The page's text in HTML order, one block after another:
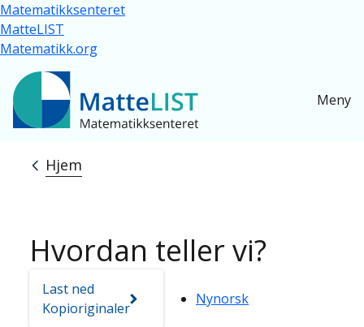
Hopp til hovedinnhold
Matematikksenteret
MatteLIST
Matematikk.org
Meny
Navigasjonssti
Hjem
Hvordan teller vi?
Last ned
Kopioriginaler
Nynorsk